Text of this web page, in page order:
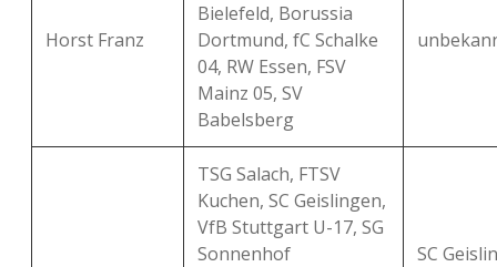
Horst Franz
Bielefeld, Borussia
Dortmund, fC Schalke
04, RW Essen, FSV
Mainz 05, SV
Babelsberg
TSG Salach, FTSV
Kuchen, SC Geislingen,
VfB Stuttgart U-17, SG
Sonnenhof
SC